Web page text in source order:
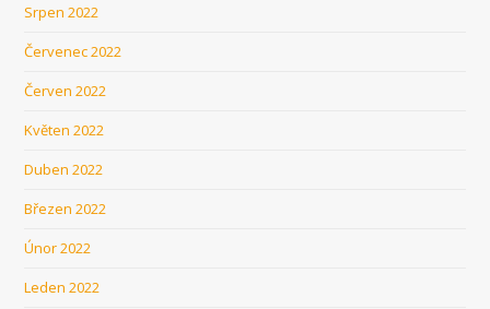
Srpen 2022
Červenec 2022
Červen 2022
Květen 2022
Duben 2022
Březen 2022
Únor 2022
Leden 2022